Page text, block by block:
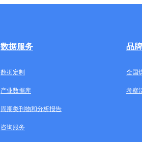
数据服务 品
数据定制 全国
产业数据库 考察
周期类刊物和分析报告
咨询服务